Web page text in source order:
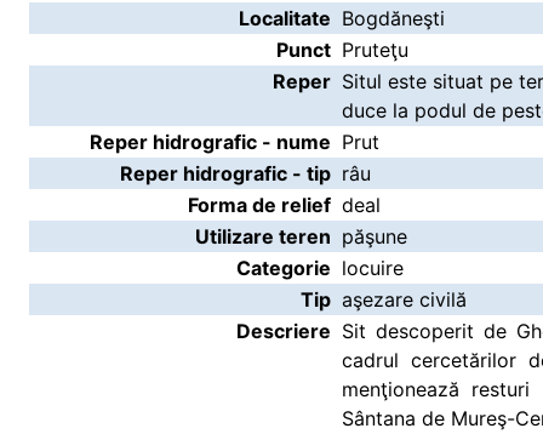
Localitate Bogdăneşti
Punct Pruteţu
Reper Situl este situat pe
duce la podul de
Reper hidrografic - nume Prut
Reper hidrografic - tip râu
Forma de relief deal
Utilizare teren păşune
Categorie locuire
Tip aşezare civilă
Descriere Sit descoperit de
cadrul cercetărilor
menţionează
Sântana de Mureş-